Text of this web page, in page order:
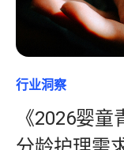
了解更多
机会评估与规模估
盈利能力与产品
零售媒体战略
培训和技能提升
行业洞察
《2026婴童